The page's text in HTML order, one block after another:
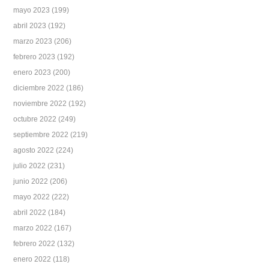
mayo 2023 (199)
abril 2023 (192)
marzo 2023 (206)
febrero 2023 (192)
enero 2023 (200)
diciembre 2022 (186)
noviembre 2022 (192)
octubre 2022 (249)
septiembre 2022 (219)
agosto 2022 (224)
julio 2022 (231)
junio 2022 (206)
mayo 2022 (222)
abril 2022 (184)
marzo 2022 (167)
febrero 2022 (132)
enero 2022 (118)